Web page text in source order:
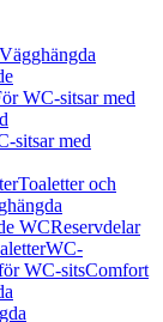
WC-sitsar med
sitsar med
Toaletter och
WCReservdelar
WC-
WC-sitsComfort